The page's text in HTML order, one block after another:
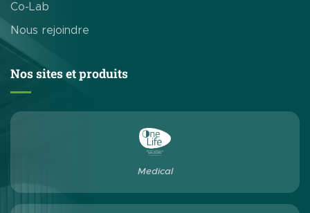
Co-Lab
Nous rejoindre
Nos sites et produits
Medical